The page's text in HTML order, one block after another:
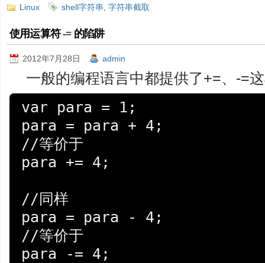
Linux shell字符串 字符串截取
使用运算符 -= 的陷阱
2012年7月28日 admin
一般的编程语言中都提供了+=、-=
var para = 1;
para = para + 4;
//等价于
para += 4;
//同样
para = para - 4;
//等价于
para -= 4;